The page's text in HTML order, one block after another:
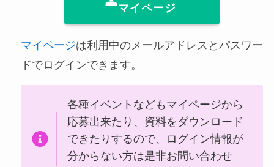
マイページ
マイページは利用中のメールアドレスとパスワー
ドでログインできます。
各種イベントなどもマイページから
応募出来たり、資料をダウンロード
できたりするので、ログイン情報が
分からない方は是非お問い合わせ